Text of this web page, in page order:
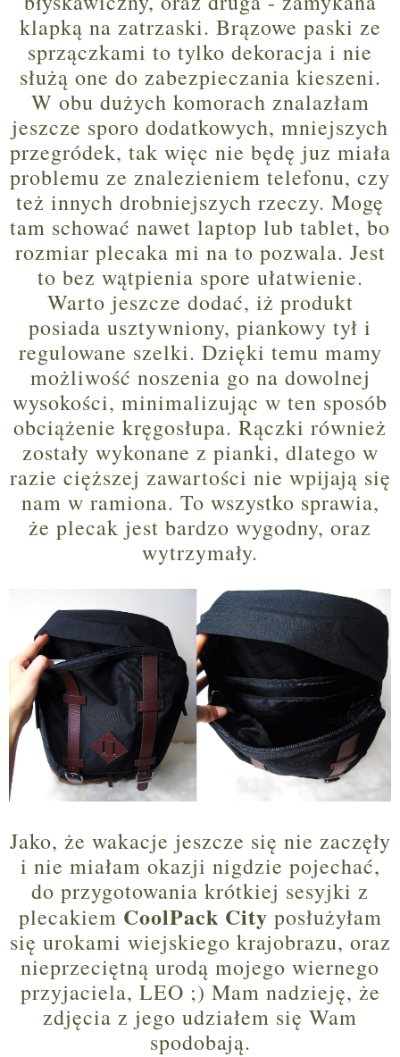
klapką na zatrzaski. Brązowe paski ze
sprzączkami to tylko dekoracja i nie
służą one do zabezpieczania kieszeni.
W obu dużych komorach znalazłam
jeszcze sporo dodatkowych, mniejszych
przegródek, tak więc nie będę juz miała
problemu ze znalezieniem telefonu, czy
też innych drobniejszych rzeczy. Mogę
tam schować nawet laptop lub tablet, bo
rozmiar plecaka mi na to pozwala. Jest
to bez wątpienia spore ułatwienie.
Warto jeszcze dodać, iż produkt
posiada usztywniony, piankowy tył i
regulowane szelki. Dzięki temu mamy
możliwość noszenia go na dowolnej
wysokości, minimalizując w ten sposób
obciążenie kręgosłupa. Rączki również
zostały wykonane z pianki, dlatego w
razie cięższej zawartości nie wpijają się
nam w ramiona. To wszystko sprawia,
że plecak jest bardzo wygodny, oraz
wytrzymały.
Jako, że wakacje jeszcze się nie zaczęły
i nie miałam okazji nigdzie pojechać,
do przygotowania krótkiej sesyjki z
plecakiem CoolPack City posłużyłam
się urokami wiejskiego krajobrazu, oraz
nieprzeciętną urodą mojego wiernego
przyjaciela, LEO ;) Mam nadzieję, że
zdjęcia z jego udziałem się Wam
spodobają.